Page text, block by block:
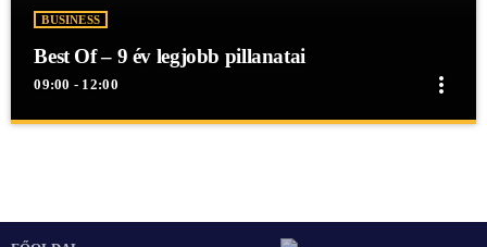
BUSINESS
Best Of – 9 év legjobb pillanatai
09:00 - 12:00 more_vert
Best Of - 9 év legjobb pillanatai